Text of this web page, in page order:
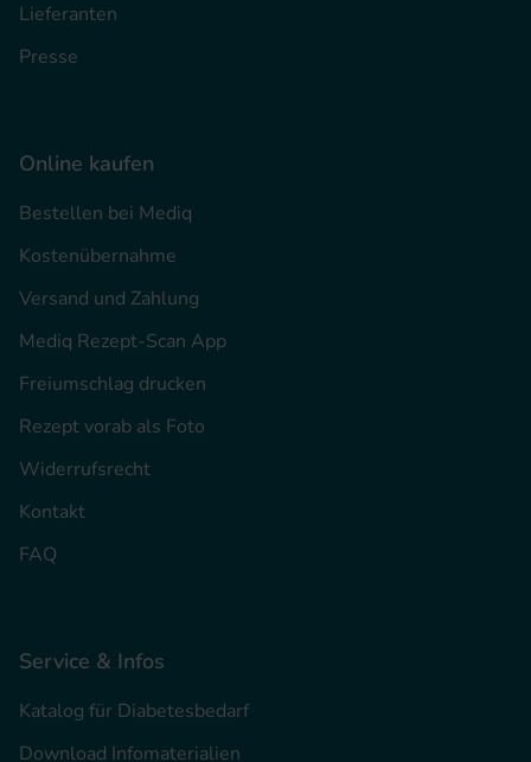
Lieferanten
Presse
Online kaufen
Bestellen bei Mediq
Kostenübernahme
Versand und Zahlung
Mediq Rezept-Scan App
Freiumschlag drucken
Rezept vorab als Foto
Widerrufsrecht
Kontakt
FAQ
Service & Infos
Katalog für Diabetesbedarf
Download Infomaterialien